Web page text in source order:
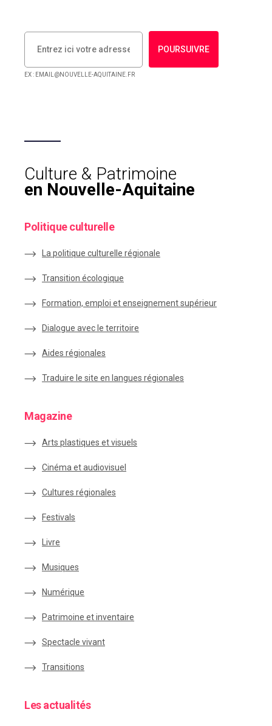
POURSUIVRE
EX : EMAIL@NOUVELLE-AQUITAINE.FR
Culture & Patrimoine
en Nouvelle-Aquitaine
Politique culturelle
La politique culturelle régionale
Transition écologique
Formation, emploi et enseignement supérieur
Dialogue avec le territoire
Aides régionales
Traduire le site en langues régionales
Magazine
Arts plastiques et visuels
Cinéma et audiovisuel
Cultures régionales
Festivals
Livre
Musiques
Numérique
Patrimoine et inventaire
Spectacle vivant
Transitions
Les actualités